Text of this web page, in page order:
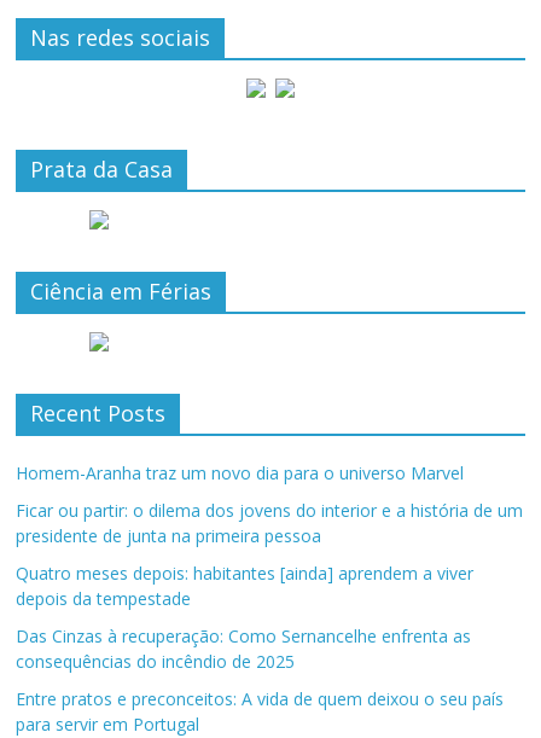
Nas redes sociais
Prata da Casa
Ciência em Férias
Recent Posts
Homem-Aranha traz um novo dia para o universo Marvel
Ficar ou partir: o dilema dos jovens do interior e a história de um
presidente de junta na primeira pessoa
Quatro meses depois: habitantes [ainda] aprendem a viver
depois da tempestade
Das Cinzas à recuperação: Como Sernancelhe enfrenta as
consequências do incêndio de 2025
Entre pratos e preconceitos: A vida de quem deixou o seu país
para servir em Portugal